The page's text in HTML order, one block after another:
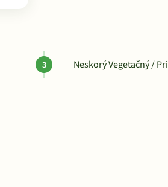
Neskorý Vegetačný /